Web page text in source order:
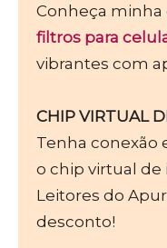
Conheça minha
filtros para
vibrantes com
CHIP VIRTUAL
Tenha conexão
o chip virtual de
Leitores do
desconto!